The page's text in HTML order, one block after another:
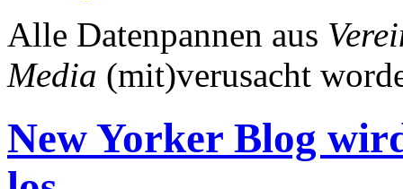
Alle Datenpannen aus
Media (mit)verusacht
New Yorker Blog